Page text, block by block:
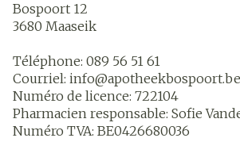
Bospoort 12
3680 Maaseik
Téléphone: 089 56 51 61
Courriel: info@apotheekbospoort.be
Numéro de licence: 722104
Pharmacien responsable: Sofie
Numéro TVA: BE0426680036